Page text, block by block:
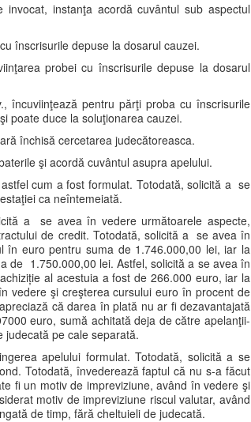
instanţa acordă cuvântul sub aspectul
înscrisurile depuse la dosarul cauzei.
probei cu înscrisurile depuse la dosarul
încuviinţează pentru părţi proba cu înscrisurile
poate duce la soluţionarea cauzei.
închisă cercetarea judecătoreasca.
şi acordă cuvântul asupra apelului.
cum a fost formulat. Totodată, solicită a se
ca neîntemeiată.
a se avea în vedere următoarele aspecte,
de credit. Totodată, solicită a se avea în
în euro pentru suma de 1.746.000,00 lei, iar la
de 1.750.000,00 lei. Astfel, solicită a se avea în
al acestuia a fost de 266.000 euro, iar la
vedere şi creşterea cursului euro în procent de
că darea în plată nu ar fi dezavantajată
euro, sumă achitată deja de către apelanţii-
judecată pe cale separată.
apelului formulat. Totodată, solicită a se
Totodată, învederează faptul că nu s-a făcut
fi un motiv de impreviziune, având în vedere şi
motiv de impreviziune riscul valutar, având
de timp, fără cheltuieli de judecată.